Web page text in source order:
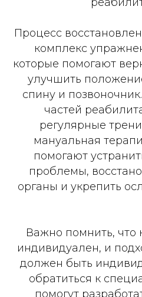
Процесс
комплекс
которые помогают
улучшить
спину и
частей
регулярные
мануальная
помогают
проблемы,
органы и укрепить
Важно помнить, что
индивидуален, и
должен быть
обратиться к
помогут